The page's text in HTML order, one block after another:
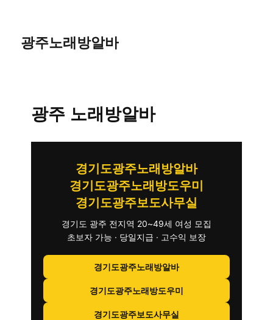
광주노래방알바
광주 노래방알바
경기도광주노래방알바
경기도광주노래방도우미
경기도광주보도사무실
경기도 광주 전지역 20~49세 여성 모집
초보자 가능 · 당일지급 · 고수익 보장
경기도광주노래방알바
경기도광주노래방도우미
경기도광주보도사무실